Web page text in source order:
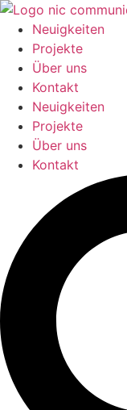
Zum
Inhalt
springen
Neuigkeiten
Projekte
Über uns
Kontakt
Neuigkeiten
Projekte
Über uns
Kontakt